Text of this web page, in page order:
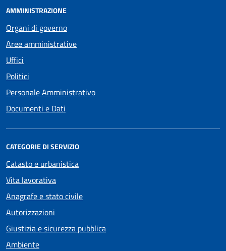
AMMINISTRAZIONE
Organi di governo
Aree amministrative
Uffici
Politici
Personale Amministrativo
Documenti e Dati
CATEGORIE DI SERVIZIO
Catasto e urbanistica
Vita lavorativa
Anagrafe e stato civile
Autorizzazioni
Giustizia e sicurezza pubblica
Ambiente